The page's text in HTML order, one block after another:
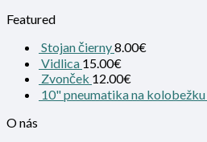
Featured
Stojan čierny8.00€
Vidlica 15.00€
Zvonček 12.00€
10" pneumatika na kolobežku
O nás